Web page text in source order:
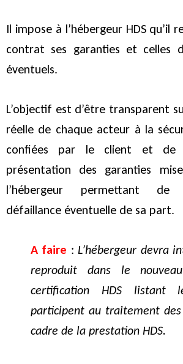
Il impose à l’hébergeur HDS qu’il
contrat ses garanties et celles
éventuels.
L’objectif est d’être transparent
réelle de chaque acteur à la
confiées par le client et de
présentation des garanties
l’hébergeur permettant
défaillance éventuelle de sa part.
A faire : L’hébergeur devra
reproduit dans le
certification HDS listant
participent au traitement des
cadre de la prestation HDS.